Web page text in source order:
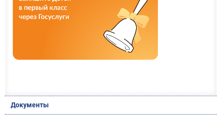
Документы